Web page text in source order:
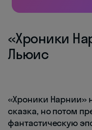
«Хроники
Льюис
«Хроники Нарнии»
сказка, но потом
фантастическую